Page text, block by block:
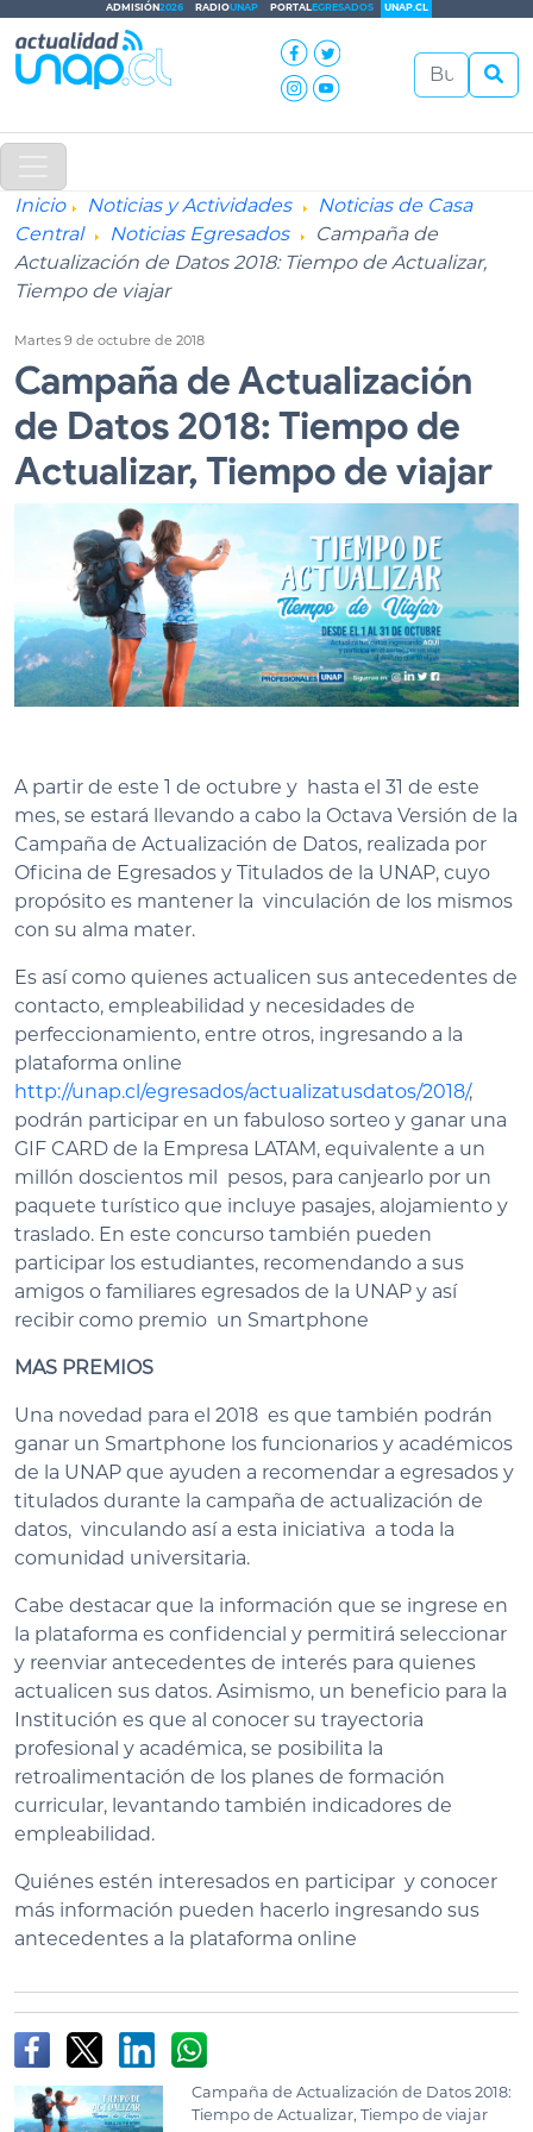
ADMISIÓN2026 RADIOUNAP PORTALEGRESADOS UNAP.CL
Inicio Noticias y Actividades
Noticias de Casa
Central
Noticias Egresados
Campaña de
Actualización de Datos 2018: Tiempo de Actualizar,
Tiempo de viajar
Martes 9 de octubre de 2018
Campaña de Actualización
de Datos 2018: Tiempo de
Actualizar, Tiempo de viajar
A partir de este 1 de octubre y hasta el 31 de este
mes, se estará llevando a cabo la Octava Versión de la
Campaña de Actualización de Datos, realizada por
Oficina de Egresados y Titulados de la UNAP, cuyo
propósito es mantener la vinculación de los mismos
con su alma mater.
Es así como quienes actualicen sus antecedentes de
contacto, empleabilidad y necesidades de
perfeccionamiento, entre otros, ingresando a la
plataforma online
http://unap.cl/egresados/actualizatusdatos/2018/,
podrán participar en un fabuloso sorteo y ganar una
GIF CARD de la Empresa LATAM, equivalente a un
millón doscientos mil pesos, para canjearlo por un
paquete turístico que incluye pasajes, alojamiento y
traslado. En este concurso también pueden
participar los estudiantes, recomendando a sus
amigos o familiares egresados de la UNAP y así
recibir como premio un Smartphone
MAS PREMIOS
Una novedad para el 2018 es que también podrán
ganar un Smartphone los funcionarios y académicos
de la UNAP que ayuden a recomendar a egresados y
titulados durante la campaña de actualización de
datos, vinculando así a esta iniciativa a toda la
comunidad universitaria.
Cabe destacar que la información que se ingrese en
la plataforma es confidencial y permitirá seleccionar
y reenviar antecedentes de interés para quienes
actualicen sus datos. Asimismo, un beneficio para la
Institución es que al conocer su trayectoria
profesional y académica, se posibilita la
retroalimentación de los planes de formación
curricular, levantando también indicadores de
empleabilidad.
Quiénes estén interesados en participar y conocer
más información pueden hacerlo ingresando sus
antecedentes a la plataforma online
Campaña de Actualización de Datos 2018:
Tiempo de Actualizar, Tiempo de viajar